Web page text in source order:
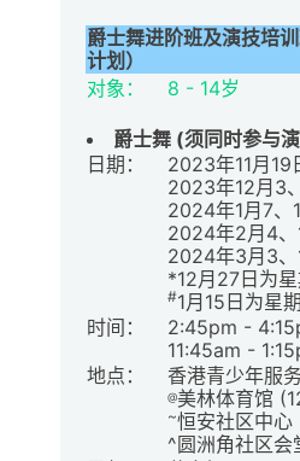
爵士舞进阶班及演技培
计划）
对象：
8 - 14岁
爵士舞 (须同时参与
日期：
2023年11月19
2023年12月3
2024年1月7、
2024年2月4、
2024年3月3
*12月27日为
#1月15日为星
时间：
2:45pm -
11:45am -
地点：
香港青少年服
@美林体育馆
~恒安社区中心
^圆洲角社区会